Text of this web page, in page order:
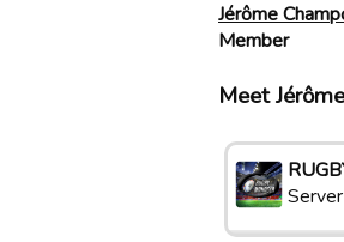
Jérôme
Member
Meet